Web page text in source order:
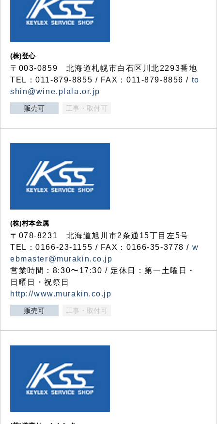
(株)登心
〒003-0859 北海道札幌市白石区川北2293番地
TEL：011-879-8855 / FAX：011-879-8856 / to
shin@wine.plala.or.jp
販売可 工事・取付可
(株)村本金属
〒078-8231 北海道旭川市2条通15丁目左5号
TEL：0166-23-1155 / FAX：0166-35-3778 / w
ebmaster@murakin.co.jp
営業時間：8:30〜17:30 / 定休日：第一土曜日・
日曜日・祝祭日
http://www.murakin.co.jp
販売可 工事・取付可